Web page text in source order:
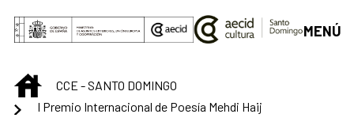
Saut au contenu principal
MENÚ
INICIOCCE - SANTO DOMINGO
I Premio Internacional de Poesía Mehdi Haij